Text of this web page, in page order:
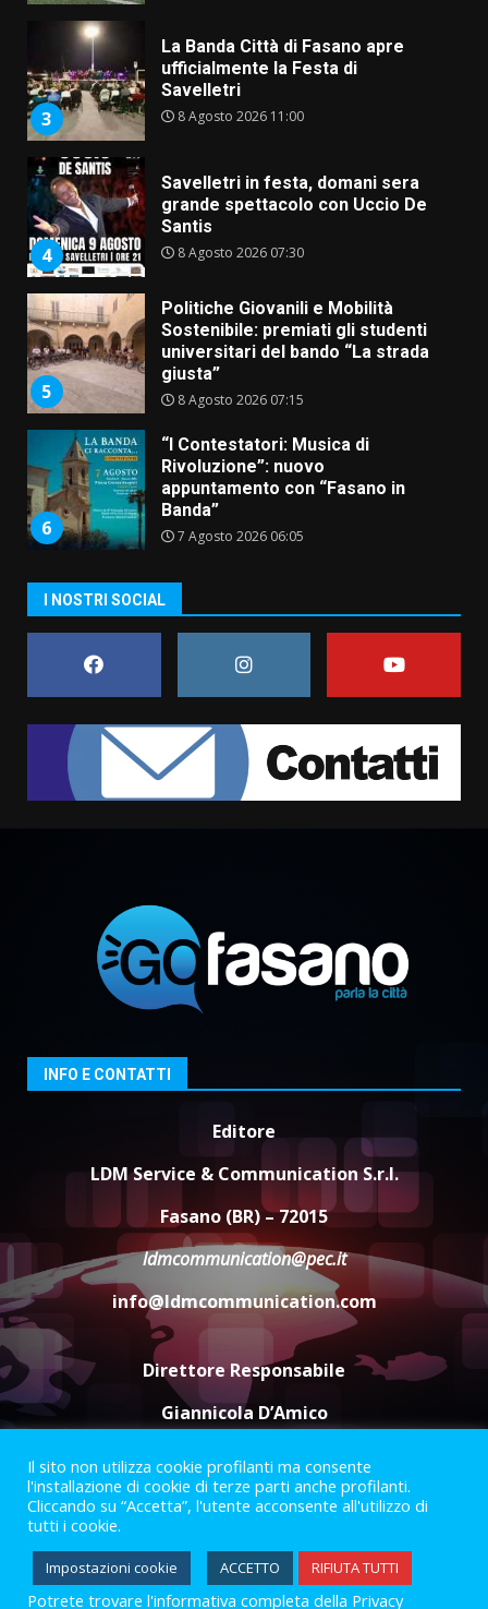
3
La Banda Città di Fasano apre
ufficialmente la Festa di
Savelletri
8 Agosto 2026 11:00
4
Savelletri in festa, domani sera
grande spettacolo con Uccio De
Santis
8 Agosto 2026 07:30
5
Politiche Giovanili e Mobilità
Sostenibile: premiati gli studenti
universitari del bando “La strada
giusta”
8 Agosto 2026 07:15
6
“I Contestatori: Musica di
Rivoluzione”: nuovo
appuntamento con “Fasano in
Banda”
7 Agosto 2026 06:05
amarezza per esclusione dal
campionato di calcio”
7 Agosto 2026 06:00
1
Grande successo per la “Sagra
del Pesce Spada” a Savelletri
9 Agosto 2026 07:32
ottenere l’iscrizione
8 Agosto 2026 19:55
3
La Banda Città di Fasano apre
Savelletri in festa, domani sera
grande spettacolo con Uccio De
Santis
8 Agosto 2026 07:30
Politiche Giovanili e Mobilità
Sostenibile: premiati gli studenti
universitari del bando “La strada
giusta”
8 Agosto 2026 07:15
I NOSTRI SOCIAL
INFO E CONTATTI
Editore
LDM Service & Communication S.r.l.
Fasano (BR) – 72015
ldmcommunication@pec.it
info@ldmcommunication.com
Direttore Responsabile
Giannicola D’Amico
Termini e Condizioni
Privacy Policy
Informazioni Legali
Facebook
Instagram
Youtube
Il sito non utilizza cookie profilanti ma consente
l'installazione di cookie di terze parti anche profilanti.
Cliccando su “Accetta”, l'utente acconsente all'utilizzo di
tutti i cookie.
Impostazioni cookie ACCETTO RIFIUTA TUTTI
Potrete trovare l'informativa completa della Privacy